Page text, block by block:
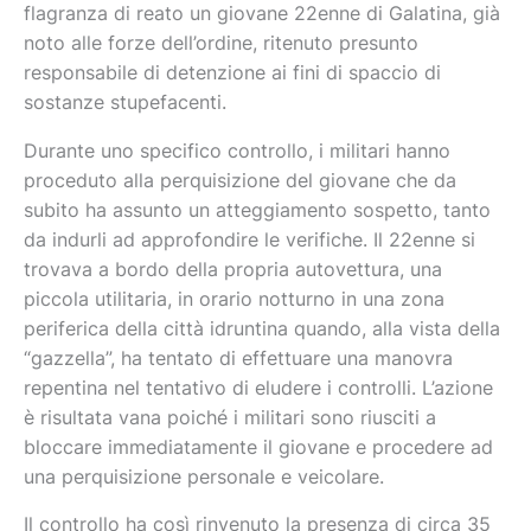
flagranza di reato un giovane 22enne di Galatina, già
noto alle forze dell’ordine, ritenuto presunto
responsabile di detenzione ai fini di spaccio di
sostanze stupefacenti.
Durante uno specifico controllo, i militari hanno
proceduto alla perquisizione del giovane che da
subito ha assunto un atteggiamento sospetto, tanto
da indurli ad approfondire le verifiche. Il 22enne si
trovava a bordo della propria autovettura, una
piccola utilitaria, in orario notturno in una zona
periferica della città idruntina quando, alla vista della
“gazzella”, ha tentato di effettuare una manovra
repentina nel tentativo di eludere i controlli. L’azione
è risultata vana poiché i militari sono riusciti a
bloccare immediatamente il giovane e procedere ad
una perquisizione personale e veicolare.
Il controllo ha così rinvenuto la presenza di circa 35